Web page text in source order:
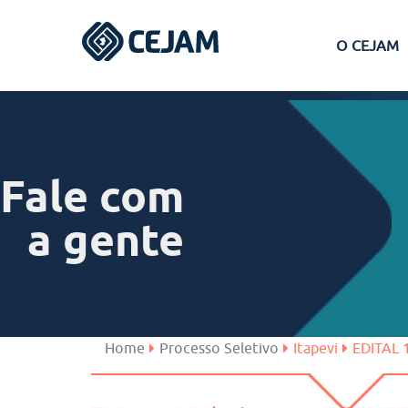
O CEJAM
Ferraz de Vasconcelos
São José dos Campos
Fale com
a gente
Home Processo Seletivo Itapevi EDITAL